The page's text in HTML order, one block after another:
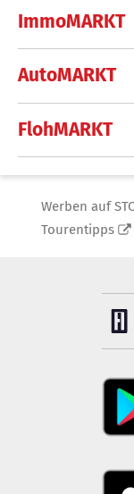
ImmoMARKT
AutoMARKT
FlohMARKT
Werben auf
Tourentipps